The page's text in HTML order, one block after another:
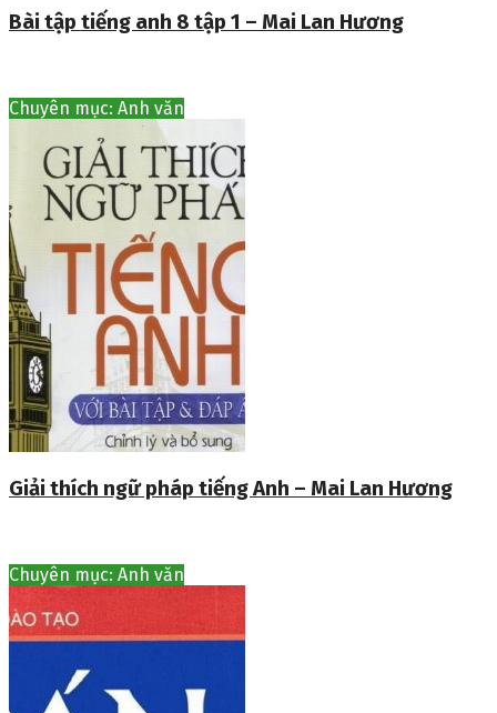
Bài tập tiếng anh 8 tập 1 – Mai Lan Hương
Chuyên mục: Anh văn
Giải thích ngữ pháp tiếng Anh – Mai Lan Hương
Chuyên mục: Anh văn